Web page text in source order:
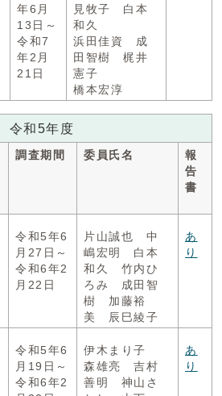
年6月
13日～
令和7
年2月
21日
見牧子 白本
和久
浜田佳資 成
田智樹 梶井
憲子
橋本宏淳
令和5年度
調査期間 委員氏名
報
告
書
令和5年6
月27日～
令和6年2
月22日
片山誠也 中
嶋宏明 白本
和久 竹内ひ
ろみ 成田智
樹 加藤裕
美 辰巳綾子
あ
り
令和5年6
月19日～
令和6年2
伊木まり子
森雄亮 吉村
善明 神山さ
あ
り